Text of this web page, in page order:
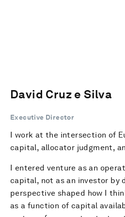
David Cruz e Silva
Executive Director
I work at the intersection of
capital, allocator judgment,
I entered venture as an
capital, not as an investor by
perspective shaped how I
as a function of capital